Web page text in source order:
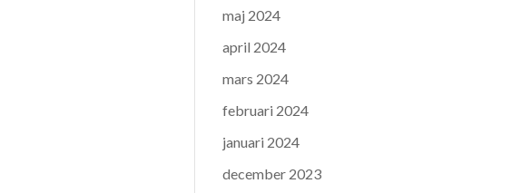
maj 2024
april 2024
mars 2024
februari 2024
januari 2024
december 2023